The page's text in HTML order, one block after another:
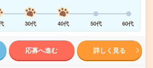
30代 40代 50代 60代
応募へ進む 詳しく見る